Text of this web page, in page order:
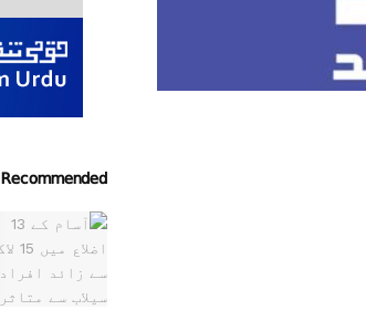
Recommended